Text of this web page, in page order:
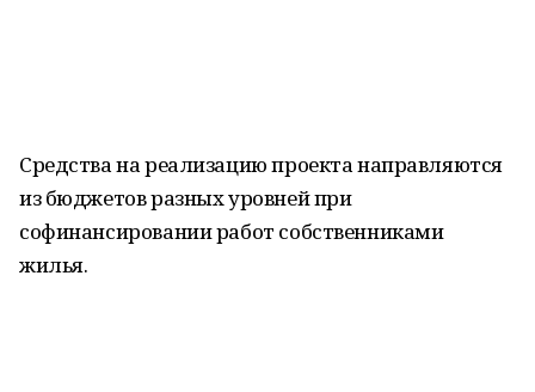
Средства на реализацию проекта направляются
из бюджетов разных уровней при
софинансировании работ собственниками
жилья.